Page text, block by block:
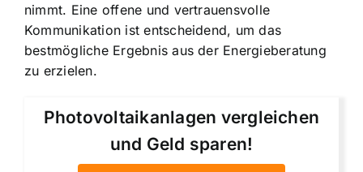
nimmt. Eine offene und vertrauensvolle
Kommunikation ist entscheidend, um das
bestmögliche Ergebnis aus der Energieberatung
zu erzielen.
Photovoltaikanlagen vergleichen
und Geld sparen!